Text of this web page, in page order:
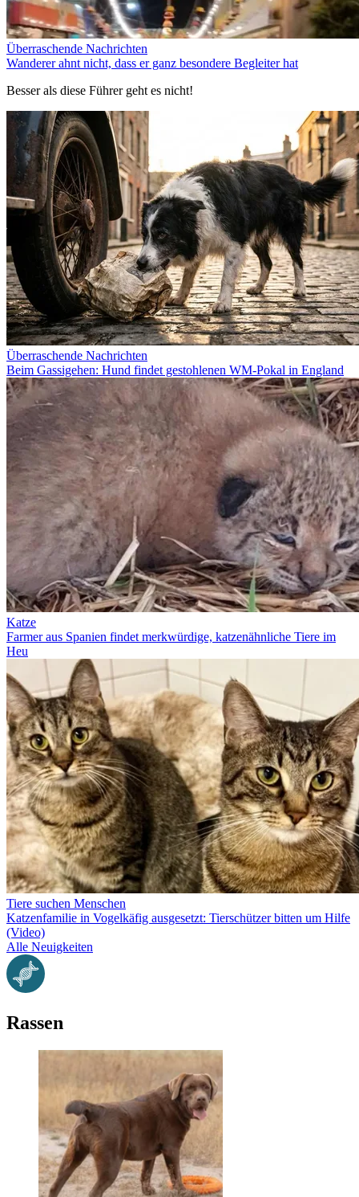
Überraschende Nachrichten
Wanderer ahnt nicht, dass er ganz besondere Begleiter hat
Besser als diese Führer geht es nicht!
Überraschende Nachrichten
Beim Gassigehen: Hund findet gestohlenen WM-Pokal in England
Katze
Farmer aus Spanien findet merkwürdige, katzenähnliche Tiere im
Heu
Tiere suchen Menschen
Katzenfamilie in Vogelkäfig ausgesetzt: Tierschützer bitten um Hilfe
(Video)
Alle Neuigkeiten
Rassen